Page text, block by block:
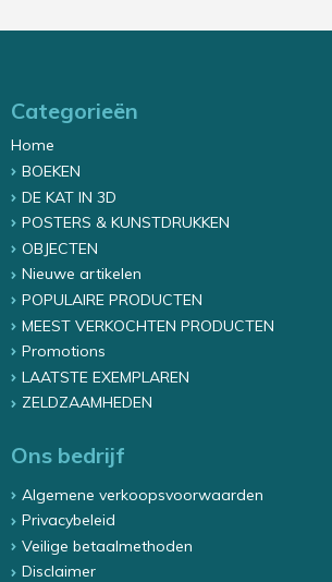
Categorieën
Home
BOEKEN
DE KAT IN 3D
POSTERS & KUNSTDRUKKEN
OBJECTEN
Nieuwe artikelen
POPULAIRE PRODUCTEN
MEEST VERKOCHTEN PRODUCTEN
Promotions
LAATSTE EXEMPLAREN
ZELDZAAMHEDEN
Ons bedrijf
Algemene verkoopsvoorwaarden
Privacybeleid
Veilige betaalmethoden
Disclaimer